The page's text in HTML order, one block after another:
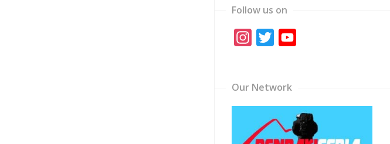
Follow us on
Instagram
Twitter
Our Network